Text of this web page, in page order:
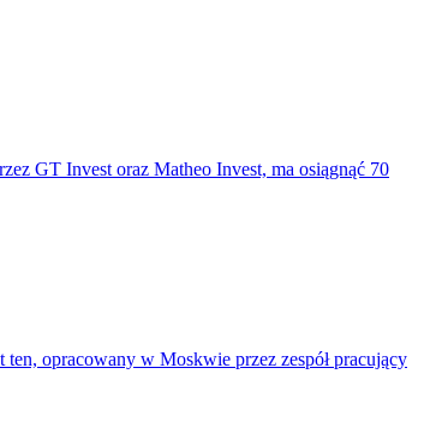
GT Invest oraz Matheo Invest, ma osiągnąć 70
opracowany w Moskwie przez zespół pracujący